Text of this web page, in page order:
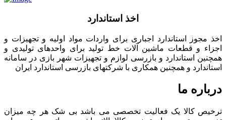
اخذ استاندارد
اخذ مجوز استاندارد اجباری برای واردات مواد اولیه و تجهیزات و
اجزاء و قطعات ماشین آلات خط تولید برای واحدهای تولیدی و
همچنین استاندارد و بازرسی لوازم و تجهیزات شهر بازی در سامانه
استاندارد و همچنین همکاری با شرکتهای بازرسی استاندارد ایران
درباره ما
ترخیص کالا یک فعالیت تخصصی می باشد بی شک هر چه میزان